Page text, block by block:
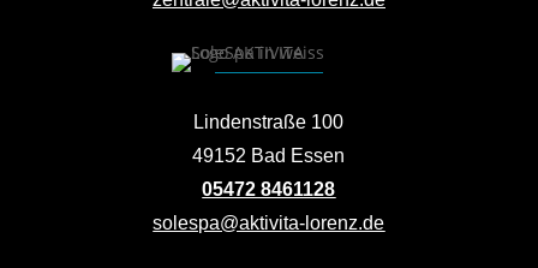
Lindenstraße 100
49152 Bad Essen
05472 8461128
solespa@aktivita-lorenz.de